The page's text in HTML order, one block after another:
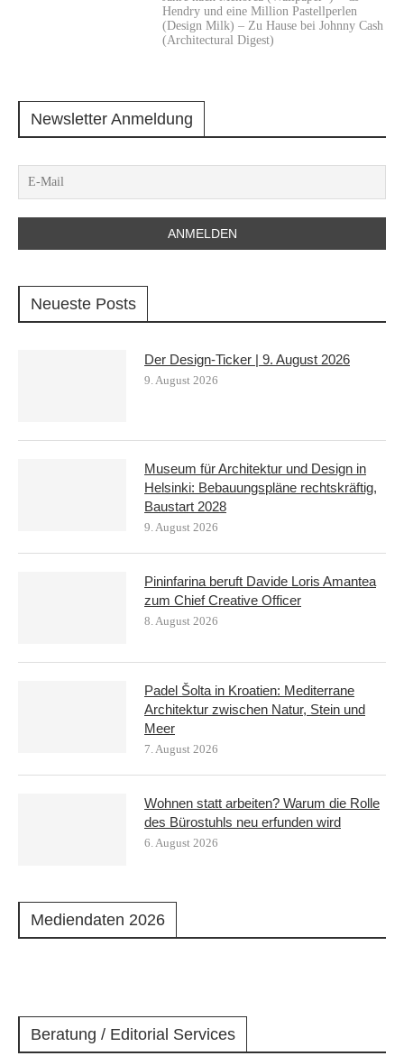
Hendry und eine Million Pastellperlen
(Design Milk) – Zu Hause bei Johnny Cash
(Architectural Digest)
Newsletter Anmeldung
Neueste Posts
Der Design-Ticker | 9. August 2026
9. August 2026
Museum für Architektur und Design in
Helsinki: Bebauungspläne rechtskräftig,
Baustart 2028
9. August 2026
Pininfarina beruft Davide Loris Amantea
zum Chief Creative Officer
8. August 2026
Padel Šolta in Kroatien: Mediterrane
Architektur zwischen Natur, Stein und
Meer
7. August 2026
Wohnen statt arbeiten? Warum die Rolle
des Bürostuhls neu erfunden wird
6. August 2026
Mediendaten 2026
Beratung / Editorial Services